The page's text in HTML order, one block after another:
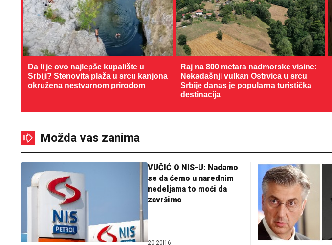
Da li je ovo najlepše kupalište u
Srbiji? Stenovita plaža u srcu kanjona
okružena nestvarnom prirodom
Raj na 800 metara nadmorske visine:
Nekadašnji vulkan Ostrvica u srcu
Srbije danas je popularna turistička
destinacija
Možda vas zanima
VUČIĆ O NIS-U: Nadamo
se da ćemo u narednim
nedeljama to moći da
završimo
20:20 16